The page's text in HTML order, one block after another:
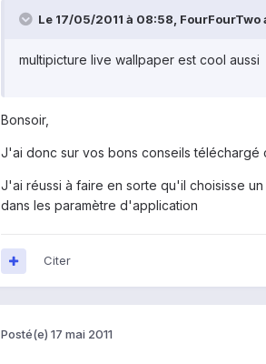
Le 17/05/2011 à 08:58, FourFourTwo
multipicture live wallpaper est cool aussi
Bonsoir,
J'ai donc sur vos bons conseils téléchargé
J'ai réussi à faire en sorte qu'il choisisse
dans les paramètre d'application
Citer
Posté(e) 17 mai 2011